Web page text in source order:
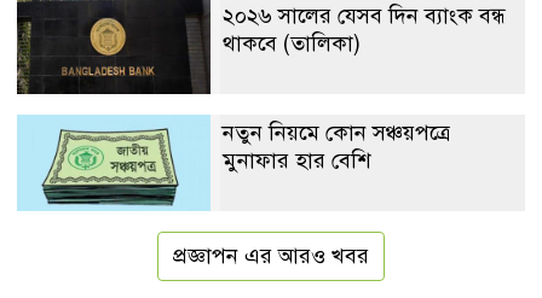
২০২৬ সালের যেসব দিন ব্যাংক বন্ধ
থাকবে (তালিকা)
নতুন নিয়মে কোন সঞ্চয়পত্রে
মুনাফার হার বেশি
প্রজ্ঞাপন এর আরও খবর